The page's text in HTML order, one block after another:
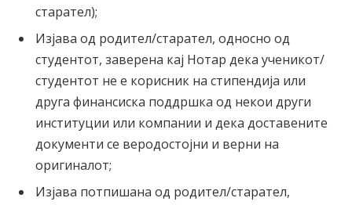
старател);
Изјава од родител/старател, односно од
студентот, заверена кај Нотар дека ученикот/
студентот не е корисник на стипендија или
друга финансиска поддршка од некои други
институции или компании и дека доставените
документи се веродостојни и верни на
оригиналот;
Изјава потпишана од родител/старател,